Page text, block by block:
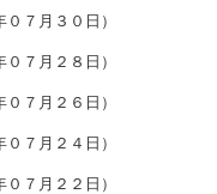
７月３０日）
７月２８日）
７月２６日）
７月２４日）
７月２２日）